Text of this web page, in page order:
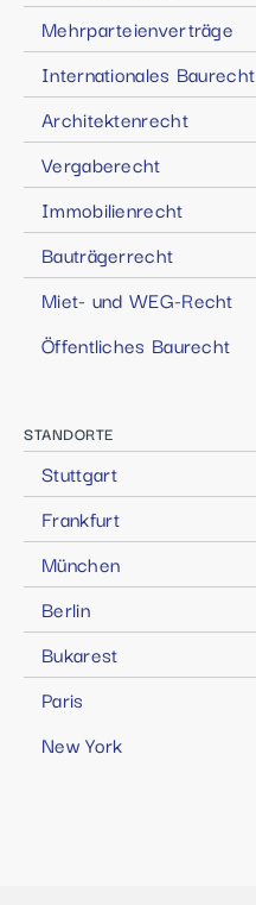
Mehrparteienverträge
Internationales Baurecht
Architektenrecht
Vergaberecht
Immobilienrecht
Bauträgerrecht
Miet- und WEG-Recht
Öffentliches Baurecht
STANDORTE
Stuttgart
Frankfurt
München
Berlin
Bukarest
Paris
New York